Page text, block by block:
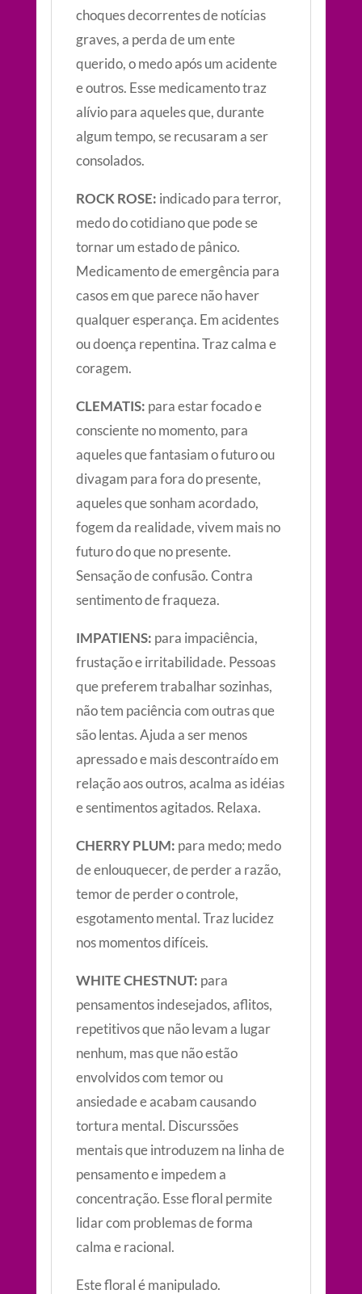
choques decorrentes de notícias
graves, a perda de um ente
querido, o medo após um acidente
e outros. Esse medicamento traz
alívio para aqueles que, durante
algum tempo, se recusaram a ser
consolados.
ROCK ROSE: indicado para terror,
medo do cotidiano que pode se
tornar um estado de pânico.
Medicamento de emergência para
casos em que parece não haver
qualquer esperança. Em acidentes
ou doença repentina. Traz calma e
coragem.
CLEMATIS: para estar focado e
consciente no momento, para
aqueles que fantasiam o futuro ou
divagam para fora do presente,
aqueles que sonham acordado,
fogem da realidade, vivem mais no
futuro do que no presente.
Sensação de confusão. Contra
sentimento de fraqueza.
IMPATIENS: para impaciência,
frustação e irritabilidade. Pessoas
que preferem trabalhar sozinhas,
não tem paciência com outras que
são lentas. Ajuda a ser menos
apressado e mais descontraído em
relação aos outros, acalma as idéias
e sentimentos agitados. Relaxa.
CHERRY PLUM: para medo; medo
de enlouquecer, de perder a razão,
temor de perder o controle,
esgotamento mental. Traz lucidez
nos momentos difíceis.
WHITE CHESTNUT: para
pensamentos indesejados, aflitos,
repetitivos que não levam a lugar
nenhum, mas que não estão
envolvidos com temor ou
ansiedade e acabam causando
tortura mental. Discurssões
mentais que introduzem na linha de
pensamento e impedem a
concentração. Esse floral permite
lidar com problemas de forma
calma e racional.
Este floral é manipulado.